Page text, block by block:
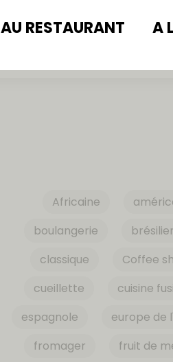
AU RESTAURANT A
Africaine
boulangerie
classique
Coffee
cueillette
cuisine
espagnole
europe de
fromager
fruit de